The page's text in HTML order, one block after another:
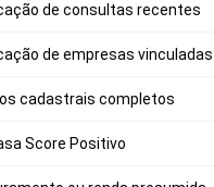
de consultas recentes
de empresas vinculadas
cadastrais completos
Score Positivo